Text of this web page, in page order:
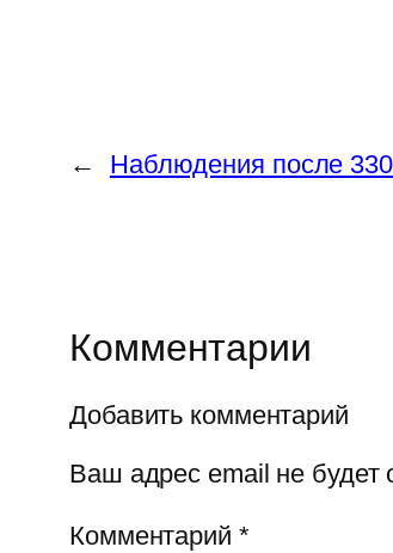
← Наблюдения после
Комментарии
Добавить комментарий
Ваш адрес email не будет
Комментарий *